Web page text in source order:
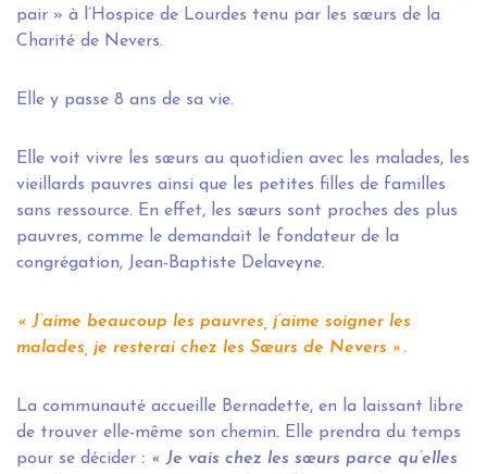
pair » à l’Hospice de Lourdes tenu par les sœurs de la
Charité de Nevers.
Elle y passe 8 ans de sa vie.
Elle voit vivre les sœurs au quotidien avec les malades, les
vieillards pauvres ainsi que les petites filles de familles
sans ressource. En effet, les sœurs sont proches des plus
pauvres, comme le demandait le fondateur de la
congrégation, Jean-Baptiste Delaveyne.
« J’aime beaucoup les pauvres, j’aime soigner les
malades, je resterai chez les Sœurs de Nevers ».
La communauté accueille Bernadette, en la laissant libre
de trouver elle-même son chemin. Elle prendra du temps
pour se décider : « Je vais chez les sœurs parce qu’elles